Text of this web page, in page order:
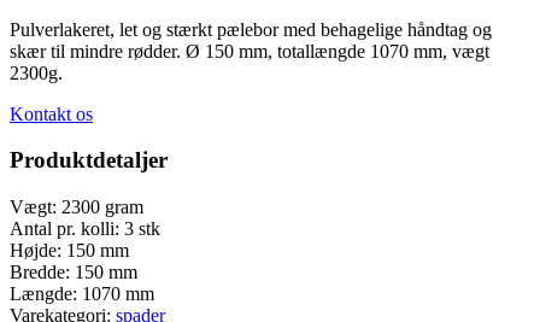
Pulverlakeret, let og stærkt pælebor med behagelige håndtag og
skær til mindre rødder. Ø 150 mm, totallængde 1070 mm, vægt
2300g.
Kontakt os
Produktdetaljer
Vægt: 2300 gram
Antal pr. kolli: 3 stk
Højde: 150 mm
Bredde: 150 mm
Længde: 1070 mm
Varekategori: spader